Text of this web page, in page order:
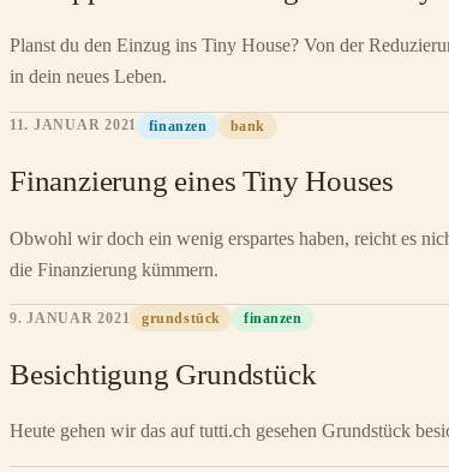
Planst du den Einzug ins Tiny House? Von der
in dein neues Leben.
11. JANUAR 2021 finanzen bank
Finanzierung eines Tiny Houses
Obwohl wir doch ein wenig erspartes haben, reicht es
die Finanzierung kümmern.
9. JANUAR 2021 grundstück finanzen
Besichtigung Grundstück
Heute gehen wir das auf tutti.ch gesehen Grundstück